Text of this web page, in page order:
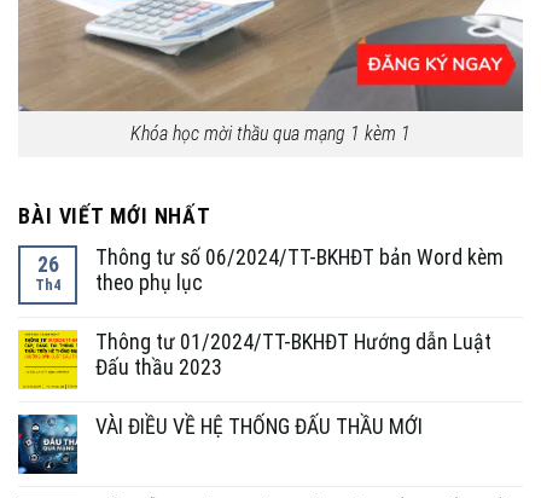
Khóa học mời thầu qua mạng 1 kèm 1
BÀI VIẾT MỚI NHẤT
26
Th4
Thông tư số 06/2024/TT-BKHĐT bản Word kèm
theo phụ lục
Thông tư 01/2024/TT-BKHĐT Hướng dẫn Luật
Đấu thầu 2023
VÀI ĐIỀU VỀ HỆ THỐNG ĐẤU THẦU MỚI